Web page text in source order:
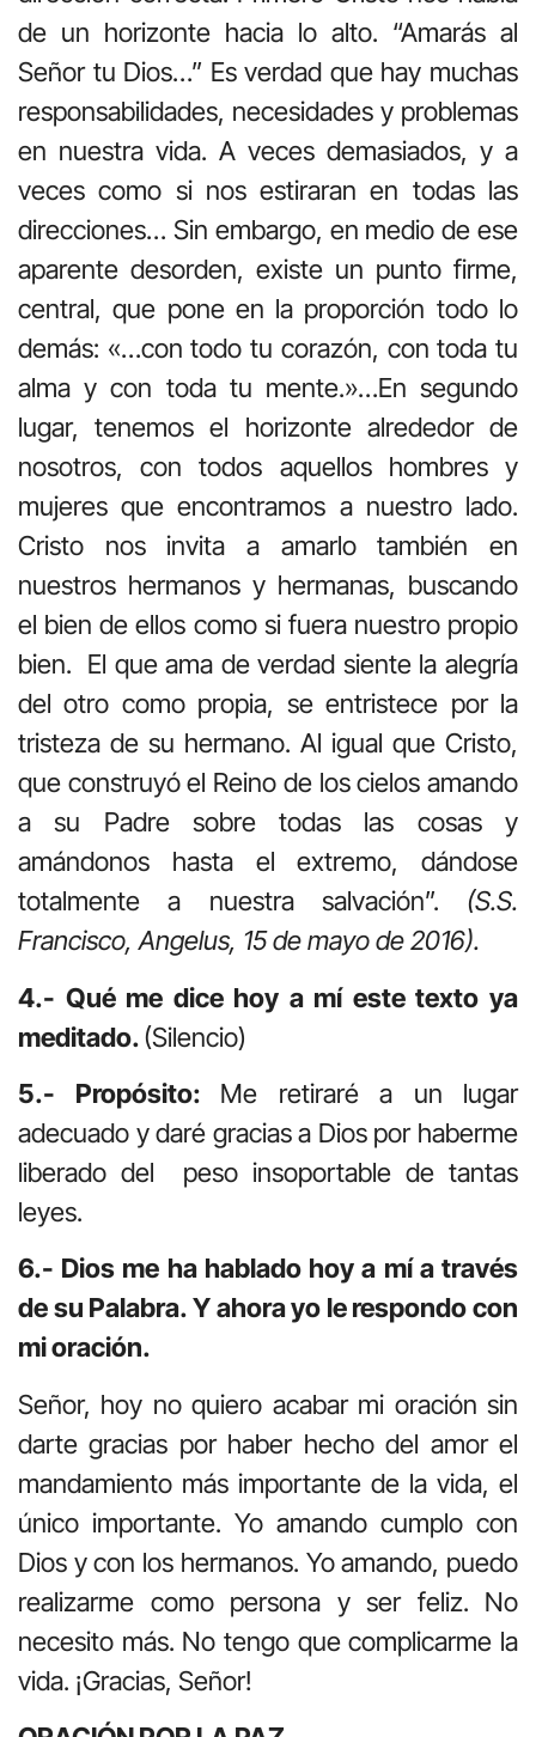
de un horizonte hacia lo alto. “Amarás al
Señor tu Dios…” Es verdad que hay muchas
responsabilidades, necesidades y problemas
en nuestra vida. A veces demasiados, y a
veces como si nos estiraran en todas las
direcciones… Sin embargo, en medio de ese
aparente desorden, existe un punto firme,
central, que pone en la proporción todo lo
demás: «…con todo tu corazón, con toda tu
alma y con toda tu mente.»…En segundo
lugar, tenemos el horizonte alrededor de
nosotros, con todos aquellos hombres y
mujeres que encontramos a nuestro lado.
Cristo nos invita a amarlo también en
nuestros hermanos y hermanas, buscando
el bien de ellos como si fuera nuestro propio
bien. El que ama de verdad siente la alegría
del otro como propia, se entristece por la
tristeza de su hermano. Al igual que Cristo,
que construyó el Reino de los cielos amando
a su Padre sobre todas las cosas y
amándonos hasta el extremo, dándose
totalmente a nuestra salvación”. (S.S.
Francisco, Angelus, 15 de mayo de 2016).
4.- Qué me dice hoy a mí este texto ya
meditado.(Silencio)
5.- Propósito: Me retiraré a un lugar
adecuado y daré gracias a Dios por haberme
liberado del peso insoportable de tantas
leyes.
6.- Dios me ha hablado hoy a mí a través
de su Palabra. Y ahora yo le respondo con
mi oración.
Señor, hoy no quiero acabar mi oración sin
darte gracias por haber hecho del amor el
mandamiento más importante de la vida, el
único importante. Yo amando cumplo con
Dios y con los hermanos. Yo amando, puedo
realizarme como persona y ser feliz. No
necesito más. No tengo que complicarme la
vida. ¡Gracias, Señor!